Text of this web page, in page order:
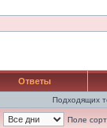
Ответы
Подходящих
Поле